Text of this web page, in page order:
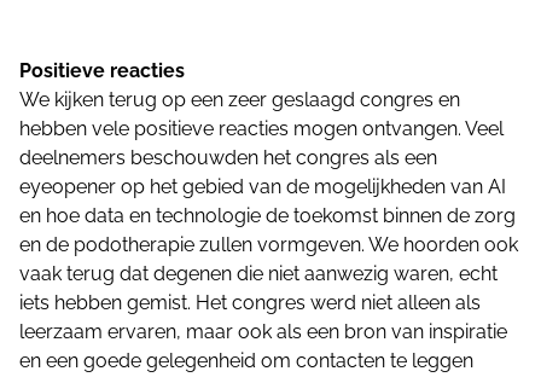
Positieve reacties
We kijken terug op een zeer geslaagd congres en
hebben vele positieve reacties mogen ontvangen. Veel
deelnemers beschouwden het congres als een
eyeopener op het gebied van de mogelijkheden van AI
en hoe data en technologie de toekomst binnen de zorg
en de podotherapie zullen vormgeven. We hoorden ook
vaak terug dat degenen die niet aanwezig waren, echt
iets hebben gemist. Het congres werd niet alleen als
leerzaam ervaren, maar ook als een bron van inspiratie
en een goede gelegenheid om contacten te leggen